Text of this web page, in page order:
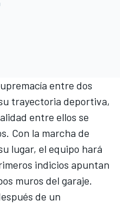
entre dos
trayectoria deportiva,
entre ellos se
Con la marcha de
lugar, el equipo hará
indicios apuntan
muros del garaje.
de un